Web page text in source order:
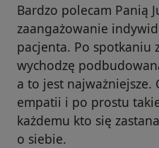
Bardzo polecam Panią
zaangażowanie
pacjenta. Po spotkaniu
wychodzę
a to jest najważniejsze.
empatii i po prostu
każdemu kto się
o siebie.